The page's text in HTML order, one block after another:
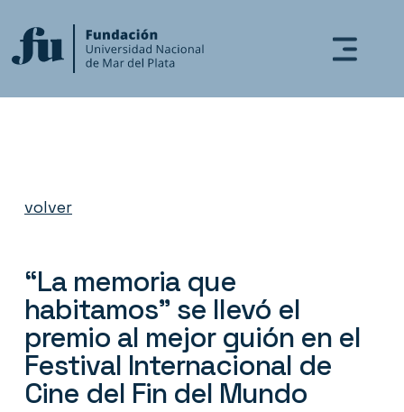
volver
“La memoria que
habitamos” se llevó el
premio al mejor guión en el
Festival Internacional de
Cine del Fin del Mundo